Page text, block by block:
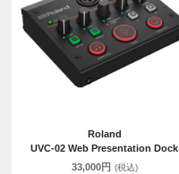
Roland
UVC-02 Web Presentation Dock
33,000円 (税込)